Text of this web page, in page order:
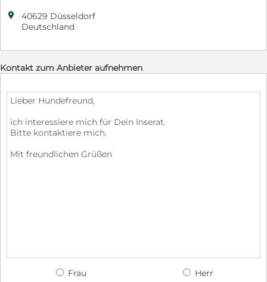

40629 Düsseldorf
Deutschland
Kontakt zum Anbieter aufnehmen
Frau Herr